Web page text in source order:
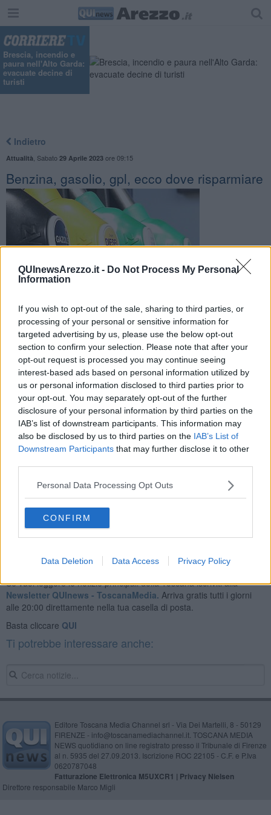
QUInewsArezzo.it - Do Not Process My Personal
Information
If you wish to opt-out of the sale, sharing to third parties, or
processing of your personal or sensitive information for
targeted advertising by us, please use the below opt-out
section to confirm your selection. Please note that after your
opt-out request is processed you may continue seeing
interest-based ads based on personal information utilized by
us or personal information disclosed to third parties prior to
your opt-out. You may separately opt-out of the further
disclosure of your personal information by third parties on the
IAB’s list of downstream participants. This information may
also be disclosed by us to third parties on the IAB’s List of
Downstream Participants that may further disclose it to other
Personal Data Processing Opt Outs
CONFIRM
Data Deletion Data Access Privacy Policy
Brescia, incendio e
paura nell'Alto Garda:
evacuate decine di
turisti
Indietro
Attualità Sabato 29 Aprile 2023ore 09:15
Benzina, gasolio, gpl, ecco dove risparmiare
Ecco l'elenco dei prezzi del carburante in provincia di Arezzo.
Comune per comune gli impianti più economici dove fare
rifornimento.
PROVINCIA DI AREZZO —Questi i prezzi dei carburantirilevati al
giorno 29 aprile 2023dal Ministero dello sviluppo economico
Se vuoi leggere le notizie principali della Toscana iscriviti alla
Newsletter QUInews - ToscanaMedia. Arriva gratis tutti i giorni
alle 20:00 direttamente nella tua casella di posta.
Basta cliccare QUI
Ti potrebbe interessare anche:
Editore Toscana Media Channel srl - Via Dei Martelli, 8 - 50129
FIRENZE - info@toscanamediachannel.it. TOSCANA MEDIA
NEWS quotidiano on line registrato presso il Tribunale di Firenze
al n. 5935 del 27.09.2013. Iscrizione ROC 22105 - C.F. e P.Iva
0620787048
Fatturazione Elettronica M5UXCR1 | Privacy Nielsen
Direttore responsabile Marco Migli